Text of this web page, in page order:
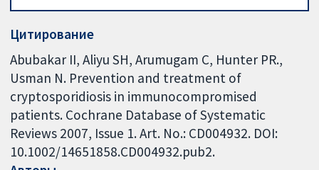
Цитирование
Abubakar II, Aliyu SH, Arumugam C, Hunter PR.,
Usman N. Prevention and treatment of
cryptosporidiosis in immunocompromised
patients. Cochrane Database of Systematic
Reviews 2007, Issue 1. Art. No.: CD004932. DOI:
10.1002/14651858.CD004932.pub2.